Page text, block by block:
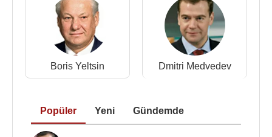
Boris Yeltsin Dmitri Medvedev
Popüler Yeni Gündemde